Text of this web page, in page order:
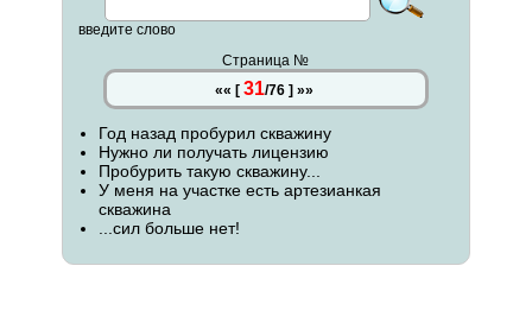
введите слово
Страница №
«« [ 31/76] »»
Год назад пробурил скважину
Нужно ли получать лицензию
Пробурить такую скважину...
У меня на участке есть артезианкая
скважина
...сил больше нет!